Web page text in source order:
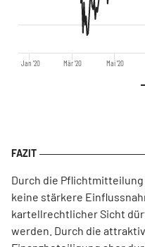
Jan '20 Mär '20 Mai '20
Durch die
keine stärkere
kartellrechtlicher Sicht
werden. Durch die